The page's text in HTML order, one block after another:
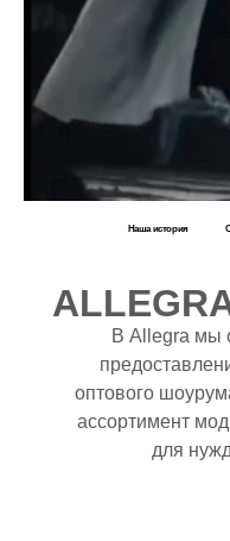
Наша история
В Allegra мы
оптового
ассортимент
для